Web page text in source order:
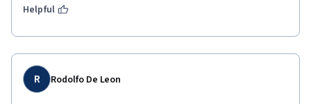
Helpful
R Rodolfo De Leon